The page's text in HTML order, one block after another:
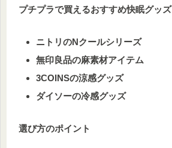
プチプラで買えるおすすめ快眠グッズ
ニトリのNクールシリーズ
無印良品の麻素材アイテム
3COINSの涼感グッズ
ダイソーの冷感グッズ
選び方のポイント